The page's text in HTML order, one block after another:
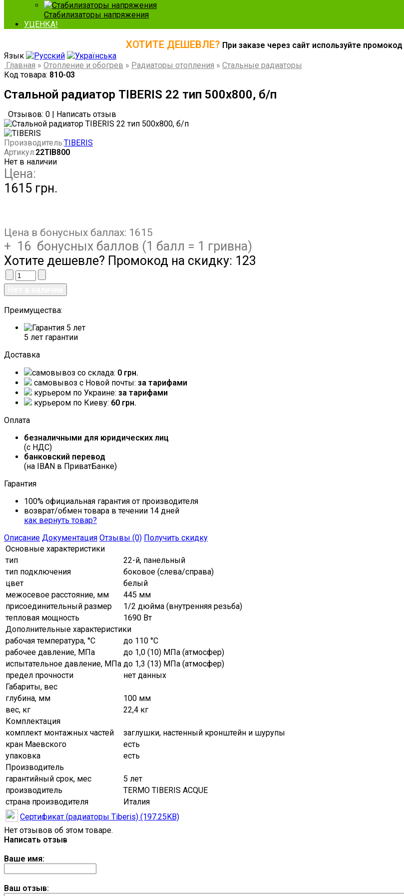
Стабилизаторы напряжения
УЦЕНКА!
ХОТИТЕ ДЕШЕВЛЕ? При заказе через сайт используйте
Язык
Главная » Отопление и обогрев » Радиаторы отопления » Стальные радиаторы
Код товара: 810-03
Стальной радиатор TIBERIS 22 тип 500х800, б/п
Отзывов: 0 Написать отзыв
Производитель:TIBERIS
Артикул:22TIB800
Нет в наличии
Цена:
1615 грн.
Цена в бонусных баллах: 1615
+ 16 бонусных баллов (1 балл = 1 гривна)
Хотите дешевле? Промокод на скидку: 123
Преимущества:
5 лет гарантии
Доставка
самовывоз со склада: 0 грн.
самовывоз c Новой почты: за тарифами
курьером по Украине: за тарифами
курьером по Киеву: 60 грн.
Оплата
безналичными для юридических лиц
(с НДС)
банковский перевод
(на IBAN в ПриватБанке)
Гарантия
100% официальная гарантия от производителя
возврат/обмен товара в течении 14 дней
как вернуть товар?
Описание Документация Отзывы (0) Получить скидку
Основные характеристики
тип
22-й, панельный
тип подключения
боковое (слева/справа)
цвет
белый
межосевое расстояние, мм
445 мм
присоединительный размер
1/2 дюйма (внутренняя резьба)
тепловая мощность
1690 Вт
Дополнительные характеристики
рабочая температура, °C
до 110 °С
рабочее давление, МПа
до 1,0 (10) МПа (атмосфер)
испытательное давление, МПа до 1,3 (13) МПа (атмосфер)
предел прочности
нет данных
Габариты, вес
глубина, мм
100 мм
вес, кг
22,4 кг
Комплектация
комплект монтажных частей
заглушки, настенный кронштейн и шурупы
кран Маевского
есть
упаковка
есть
Производитель
гарантийный срок, мес
5 лет
производитель
TERMO TIBERIS ACQUE
страна производителя
Италия
Сертификат (радиаторы Tiberis) (197.25KB)
Нет отзывов об этом товаре.
Написать отзыв
Ваше имя:
Ваш отзыв: